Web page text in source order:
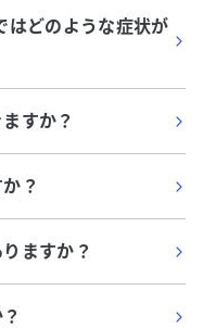
はどのような症状が
すか？
？
ますか？